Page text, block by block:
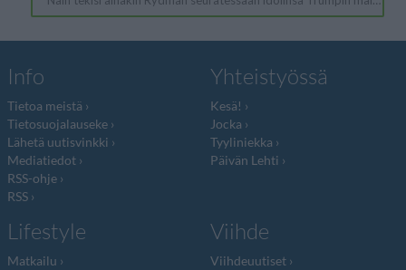
Info
Tietoa meistä
Tietosuojalauseke
Lähetä uutisvinkki
Mediatiedot
RSS-ohje
RSS
Yhteistyössä
Kesä!
Jocka
Tyyliniekka
Päivän Lehti
Lifestyle
Matkailu
Viihde
Viihdeuutiset